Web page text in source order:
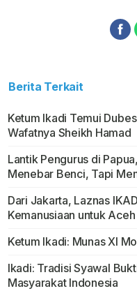
Berita Terkait
Ketum Ikadi Temui
Wafatnya Sheikh Hamad
Lantik Pengurus di
Menebar Benci, Tapi
Dari Jakarta, Laznas
Kemanusiaan untuk
Ketum Ikadi: Munas XI
Ikadi: Tradisi Syawal
Masyarakat Indonesia